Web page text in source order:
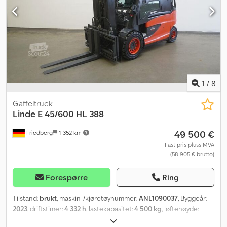
1 / 8
Friedberg 1 352 km
Gaffeltruck
Linde E 45/600 HL 388
49 500 €
Fast pris pluss MVA
(58 905 € brutto)
Forespørre Ring
Tilstand: brukt, maskin-/kjøretøynummer:ANL1090037, Byggeår:
2023, driftstimer:4 332 h, lastekapasitet:4 500 kg, løftehøyde:
1 510 mm